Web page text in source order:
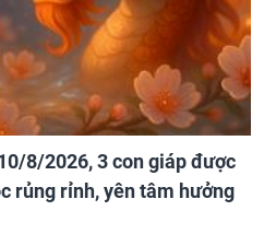
8/2026, 3 con giáp được
rủng rỉnh, yên tâm hưởng